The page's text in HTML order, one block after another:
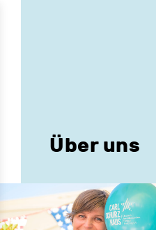
Über uns